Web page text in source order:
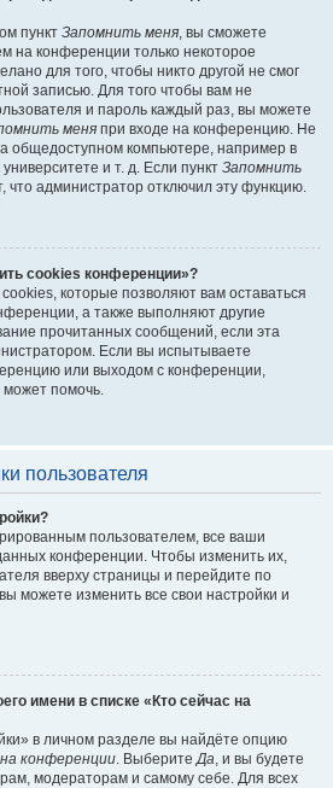
пункт Запомнить меня, вы сможете
на конференции только некоторое
для того, чтобы никто другой не смог
записью. Для того чтобы вам не
и пароль каждый раз, вы можете
меня при входе на конференцию. Не
общедоступном компьютере, например в
и т. д. Если пункт Запомнить
что администратор отключил эту функцию.
cookies конференции»?
которые позволяют вам оставаться
а также выполняют другие
прочитанных сообщений, если эта
Если вы испытываете
или выходом с конференции,
помочь.
пользователя
пользователем, все ваши
конференции. Чтобы изменить их,
вверху страницы и перейдите по
можете изменить все свои настройки и
имени в списке «Кто сейчас на
в личном разделе вы найдёте опцию
конференции. ВыберитеДа, и вы будете
модераторам и самому себе. Для всех